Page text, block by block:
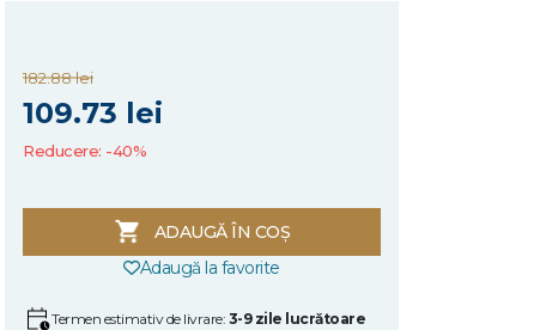
182.88 lei
109.73 lei
Reducere: -40%
ADAUGĂ ÎN COȘ
Adaugă la favorite
Termen estimativ de livrare: 3-9 zile lucrătoare